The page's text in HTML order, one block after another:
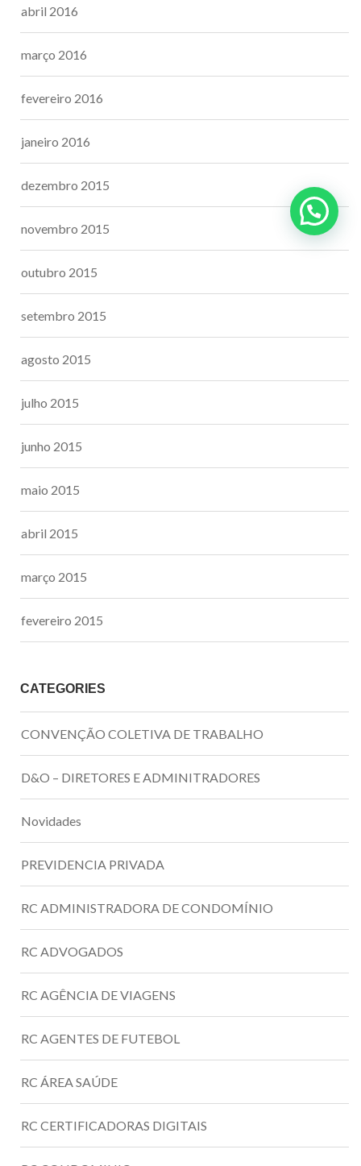
abril 2016
março 2016
fevereiro 2016
janeiro 2016
dezembro 2015
novembro 2015
outubro 2015
setembro 2015
agosto 2015
julho 2015
junho 2015
maio 2015
abril 2015
março 2015
fevereiro 2015
CATEGORIES
CONVENÇÃO COLETIVA DE TRABALHO
D&O – DIRETORES E ADMINITRADORES
Novidades
PREVIDENCIA PRIVADA
RC ADMINISTRADORA DE CONDOMÍNIO
RC ADVOGADOS
RC AGÊNCIA DE VIAGENS
RC AGENTES DE FUTEBOL
RC ÁREA SAÚDE
RC CERTIFICADORAS DIGITAIS